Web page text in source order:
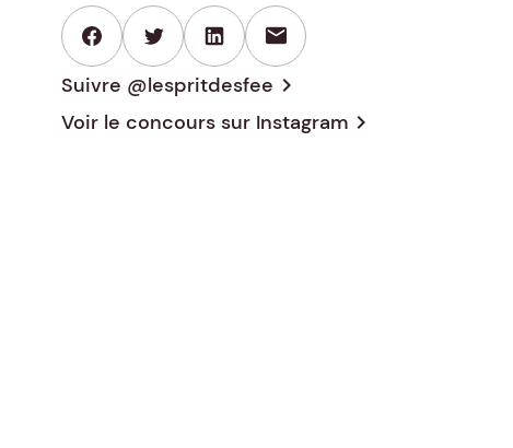
mail
Suivre @lespritdesfee chevron_right
Voir le concours sur Instagram chevron_right